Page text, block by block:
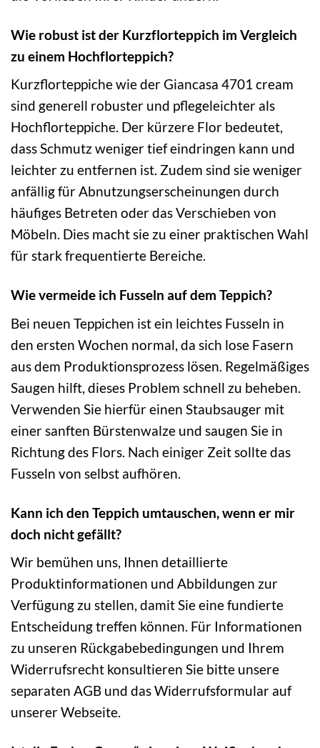
Wie robust ist der Kurzflorteppich im Vergleich
zu einem Hochflorteppich?
Kurzflorteppiche wie der Giancasa 4701 cream
sind generell robuster und pflegeleichter als
Hochflorteppiche. Der kürzere Flor bedeutet,
dass Schmutz weniger tief eindringen kann und
leichter zu entfernen ist. Zudem sind sie weniger
anfällig für Abnutzungserscheinungen durch
häufiges Betreten oder das Verschieben von
Möbeln. Dies macht sie zu einer praktischen Wahl
für stark frequentierte Bereiche.
Wie vermeide ich Fusseln auf dem Teppich?
Bei neuen Teppichen ist ein leichtes Fusseln in
den ersten Wochen normal, da sich lose Fasern
aus dem Produktionsprozess lösen. Regelmäßiges
Saugen hilft, dieses Problem schnell zu beheben.
Verwenden Sie hierfür einen Staubsauger mit
einer sanften Bürstenwalze und saugen Sie in
Richtung des Flors. Nach einiger Zeit sollte das
Fusseln von selbst aufhören.
Kann ich den Teppich umtauschen, wenn er mir
doch nicht gefällt?
Wir bemühen uns, Ihnen detaillierte
Produktinformationen und Abbildungen zur
Verfügung zu stellen, damit Sie eine fundierte
Entscheidung treffen können. Für Informationen
zu unseren Rückgabebedingungen und Ihrem
Widerrufsrecht konsultieren Sie bitte unsere
separaten AGB und das Widerrufsformular auf
unserer Webseite.